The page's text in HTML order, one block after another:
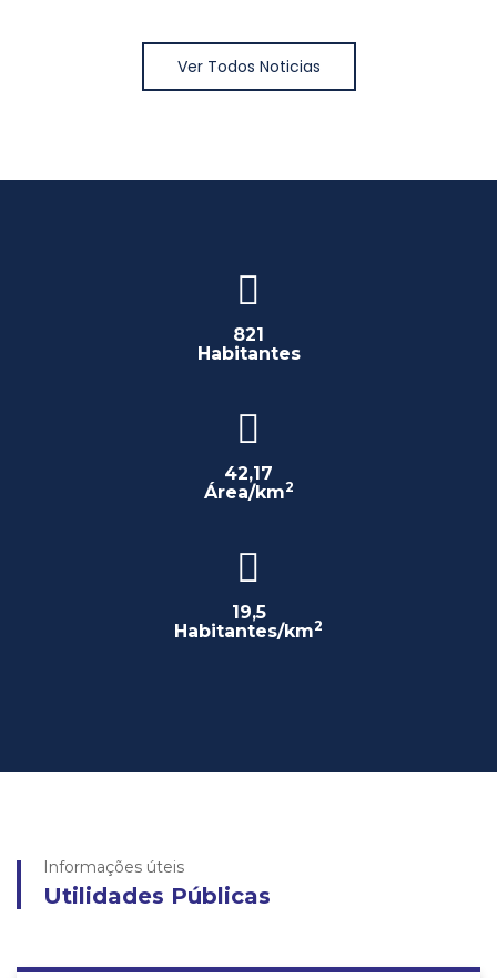
Ver Todos Noticias
821
Habitantes
42,17
Área/km2
19,5
Habitantes/km2
Informações úteis
Utilidades Públicas